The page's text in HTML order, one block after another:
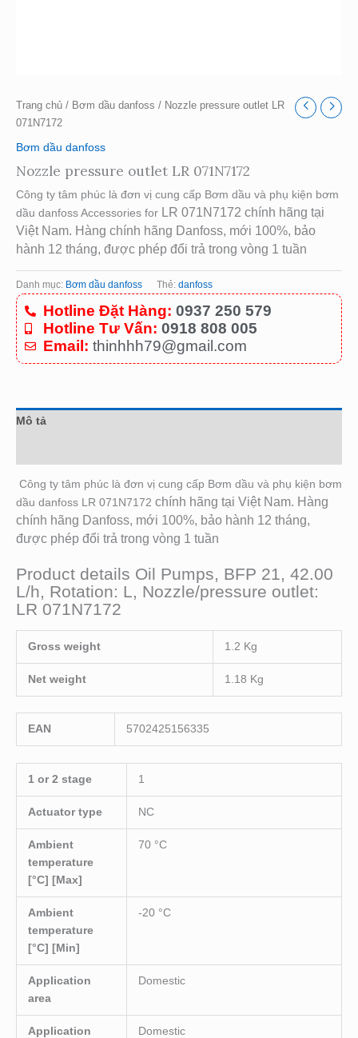
Trang chủ / Bơm dầu danfoss / Nozzle pressure outlet LR
071N7172
Bơm dầu danfoss
Nozzle pressure outlet LR 071N7172
Công ty tâm phúc là đơn vị cung cấp Bơm dầu và phụ kiện bơm
dầu danfoss Accessories for LR 071N7172 chính hãng tại
Việt Nam. Hàng chính hãng Danfoss, mới 100%, bảo
hành 12 tháng, được phép đổi trả trong vòng 1 tuần
Danh mục: Bơm dầu danfoss Thẻ: danfoss
Hotline Đặt Hàng: 0937 250 579
Hotline Tư Vấn: 0918 808 005
Email: thinhhh79@gmail.com
Mô tả
Công ty tâm phúc là đơn vị cung cấp Bơm dầu và phụ kiện bơm
dầu danfoss LR 071N7172 chính hãng tại Việt Nam. Hàng
chính hãng Danfoss, mới 100%, bảo hành 12 tháng,
được phép đổi trả trong vòng 1 tuần
Product details Oil Pumps, BFP 21, 42.00
L/h, Rotation: L, Nozzle/pressure outlet:
LR 071N7172
Gross weight 1.2 Kg
Net weight 1.18 Kg
EAN 5702425156335
1 or 2 stage 1
Actuator type NC
Ambient
temperature
[°C] [Max]
70 °C
Ambient
temperature
[°C] [Min]
-20 °C
Application
area
Domestic
Application
Domestic